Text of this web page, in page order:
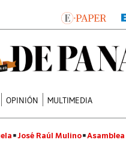
OPINIÓN MULTIMEDIA
José Raúl Mulino